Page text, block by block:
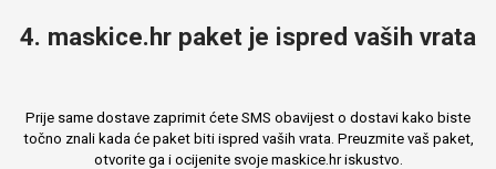
4. maskice.hr paket je ispred vaših vrata
Prije same dostave zaprimit ćete SMS obavijest o dostavi kako biste
točno znali kada će paket biti ispred vaših vrata. Preuzmite vaš paket,
otvorite ga i ocijenite svoje maskice.hr iskustvo.